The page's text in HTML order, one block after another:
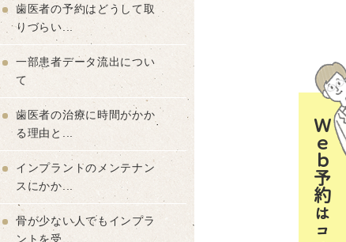
歯医者の予約はどうして取
りづらい...
一部患者データ流出につい
て
歯医者の治療に時間がかか
る理由と...
インプラントのメンテナン
スにかか...
骨が少ない人でもインプラ
ントを受...
Ｗｅｂ予約はコチラ